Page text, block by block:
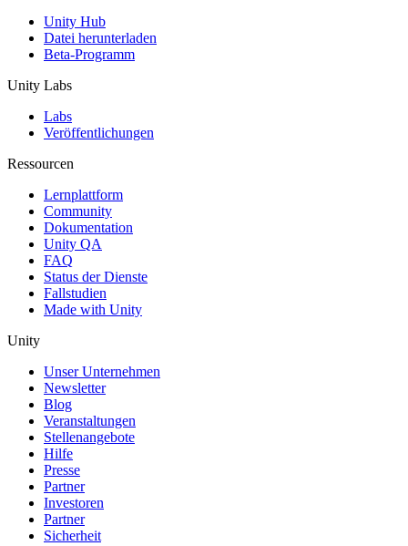
Unity Hub
Datei herunterladen
Beta-Programm
Unity Labs
Labs
Veröffentlichungen
Ressourcen
Lernplattform
Community
Dokumentation
Unity QA
FAQ
Status der Dienste
Fallstudien
Made with Unity
Unity
Unser Unternehmen
Newsletter
Blog
Veranstaltungen
Stellenangebote
Hilfe
Presse
Partner
Investoren
Partner
Sicherheit